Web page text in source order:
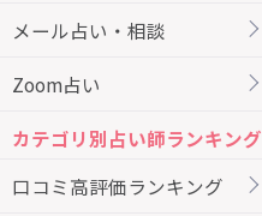
メール占い・相談
Zoom占い
カテゴリ別占い師ランキング
口コミ高評価ランキング